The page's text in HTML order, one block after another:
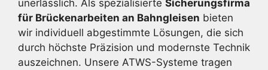
unerlässlich. Als spezialisierte Sicherungsfirma
für Brückenarbeiten an Bahngleisen bieten
wir individuell abgestimmte Lösungen, die sich
durch höchste Präzision und modernste Technik
auszeichnen. Unsere ATWS-Systeme tragen